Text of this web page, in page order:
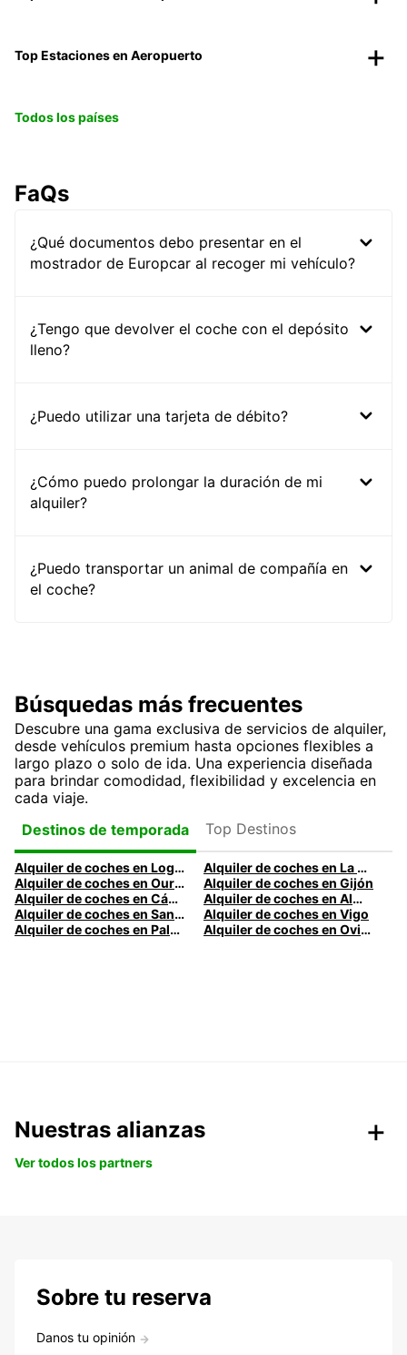
Top Estaciones en Aeropuerto
Todos los países
FaQs
¿Qué documentos debo presentar en el
mostrador de Europcar al recoger mi vehículo?
¿Tengo que devolver el coche con el depósito
lleno?
¿Puedo utilizar una tarjeta de débito?
¿Cómo puedo prolongar la duración de mi
alquiler?
¿Puedo transportar un animal de compañía en
el coche?
Búsquedas más frecuentes
Descubre una gama exclusiva de servicios de alquiler,
desde vehículos premium hasta opciones flexibles a
largo plazo o solo de ida. Una experiencia diseñada
para brindar comodidad, flexibilidad y excelencia en
cada viaje.
Destinos de temporada
Top Destinos
Alquiler de coches en Logroño
Alquiler de coches en La Coruña
Alquiler de coches en Ourense
Alquiler de coches en Gijón
Alquiler de coches en Cádiz
Alquiler de coches en Almería
Alquiler de coches en Santander
Alquiler de coches en Vigo
Alquiler de coches en Palma
Alquiler de coches en Oviedo
Nuestras alianzas
Ver todos los partners
Sobre tu reserva
Danos tu opinión